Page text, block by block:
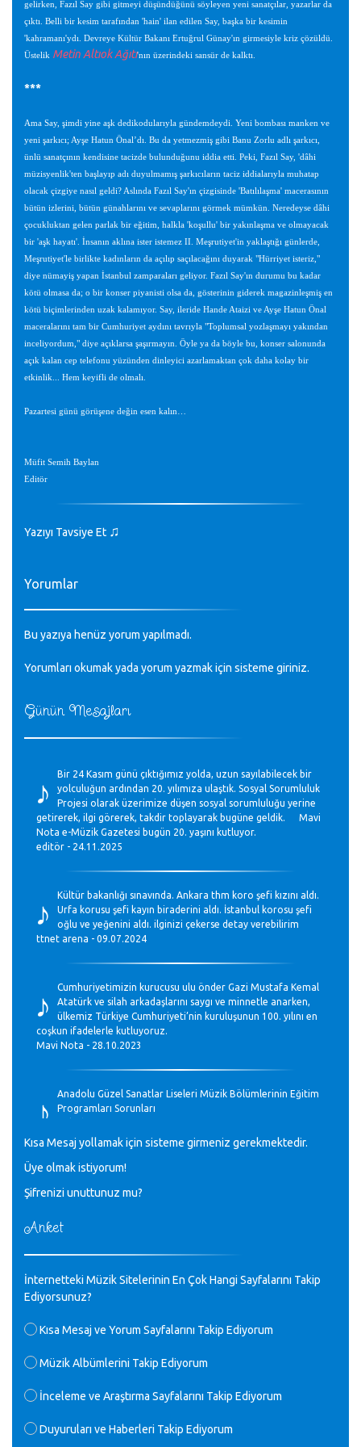
Günün Mesajları
♪
Bir 24 Kasım günü çıktığımız yolda, uzun sayılabilecek bir
yolculuğun ardından 20. yılımıza ulaştık. Sosyal Sorumluluk
Projesi olarak üzerimize düşen sosyal sorumluluğu yerine
getirerek, ilgi görerek, takdir toplayarak bugüne geldik. Mavi
Nota e-Müzik Gazetesi bugün 20. yaşını kutluyor.
editör - 24.11.2025
♪
Kültür bakanlığı sınavında. Ankara thm koro şefi kızını aldı.
Urfa korusu şefi kayın biraderini aldı. İstanbul korosu şefi
oğlu ve yeğenini aldı. ilginizi çekerse detay verebilirim
ttnet arena - 09.07.2024
♪
Cumhuriyetimizin kurucusu ulu önder Gazi Mustafa Kemal
Atatürk ve silah arkadaşlarını saygı ve minnetle anarken,
ülkemiz Türkiye Cumhuriyeti’nin kuruluşunun 100. yılını en
coşkun ifadelerle kutluyoruz.
Mavi Nota - 28.10.2023
♪
Anadolu Güzel Sanatlar Liseleri Müzik Bölümlerinin Eğitim
Programları Sorunları
♪
GEÇMİŞ OLSUN TÜRKİYE!
♪
30 yıl sonra karşılaşmak çok güzel Kurtuluş, teveccüh
M.Semih Baylan - 08.01.2023
♪
Değerli Müfit hocama en içten sevgi saygılarımı iletin
görülmüştüm evde yıllar sonra plaketi buldum hadi bir
de verdiği ödülü değerli hocam arşivinde fotoğraf larımız ile
herkese en derin saygılarımı sunarım.Ne olur hocamın
Kısa Mesaj yollamak için sisteme girmeniz gerekmektedir.
Üye olmak istiyorum!
Şifrenizi unuttunuz mu?
Anket
İnternetteki Müzik Sitelerinin En Çok Hangi Sayfalarını Takip
Ediyorsunuz?
Kısa Mesaj ve Yorum Sayfalarını Takip Ediyorum
Müzik Albümlerini Takip Ediyorum
İnceleme ve Araştırma Sayfalarını Takip Ediyorum
Duyuruları ve Haberleri Takip Ediyorum
gelirken, Fazıl Say gibi gitmeyi düşündüğünü söyleyen yeni sanatçılar, yazarlar da
çıktı. Belli bir kesim tarafından 'hain' ilan edilen Say, başka bir kesimin
'kahramanı'ydı. Devreye Kültür Bakanı Ertuğrul Günay'ın girmesiyle kriz çözüldü.
Üstelik Metin Altıok Ağıtı'nın üzerindeki sansür de kalktı.
***
Ama Say, şimdi yine aşk dedikodularıyla gündemdeydi. Yeni bombası manken ve
yeni şarkıcı; Ayşe Hatun Önal’dı. Bu da yetmezmiş gibi Banu Zorlu adlı şarkıcı,
ünlü sanatçının kendisine tacizde bulunduğunu iddia etti. Peki, Fazıl Say, 'dâhi
müzisyenlik'ten başlayıp adı duyulmamış şarkıcıların taciz iddialarıyla muhatap
olacak çizgiye nasıl geldi? Aslında Fazıl Say'ın çizgisinde 'Batılılaşma' macerasının
bütün izlerini, bütün günahlarını ve sevaplarını görmek mümkün. Neredeyse dâhi
çocukluktan gelen parlak bir eğitim, halkla 'koşullu' bir yakınlaşma ve olmayacak
bir 'aşk hayatı'. İnsanın aklına ister istemez II. Meşrutiyet'in yaklaştığı günlerde,
Meşrutiyet'le birlikte kadınların da açılıp saçılacağını duyarak "Hürriyet isteriz,"
diye nümayiş yapan İstanbul zamparaları geliyor. Fazıl Say'ın durumu bu kadar
kötü olmasa da; o bir konser piyanisti olsa da, gösterinin giderek magazinleşmiş en
kötü biçimlerinden uzak kalamıyor. Say, ileride Hande Ataizi ve Ayşe Hatun Önal
maceralarını tam bir Cumhuriyet aydını tavrıyla "Toplumsal yozlaşmayı yakından
inceliyordum," diye açıklarsa şaşırmayın. Öyle ya da böyle bu, konser salonunda
açık kalan cep telefonu yüzünden dinleyici azarlamaktan çok daha kolay bir
etkinlik... Hem keyifli de olmalı.
Pazartesi günü görüşene değin esen kalın…
Müfit Semih Baylan
Editör
Yazıyı Tavsiye Et ♫
Yorumlar
Bu yazıya henüz yorum yapılmadı.
Yorumları okumak yada yorum yazmak için sisteme giriniz.